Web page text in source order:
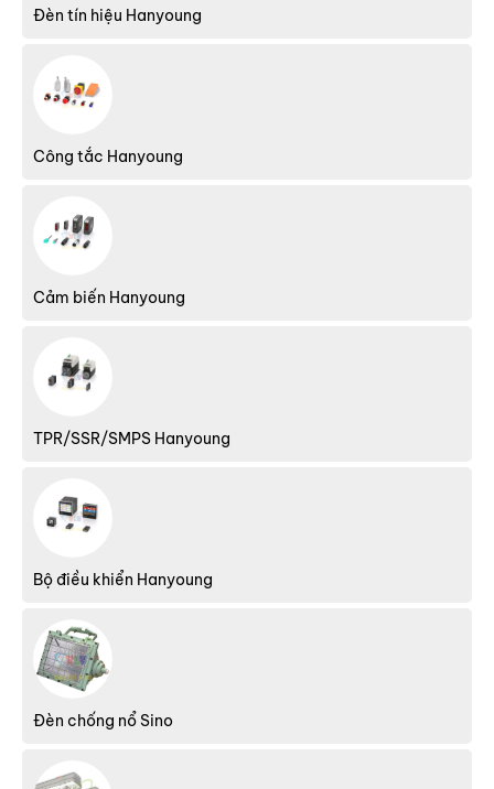
Đèn tín hiệu Hanyoung
Công tắc Hanyoung
Cảm biến Hanyoung
TPR/SSR/SMPS Hanyoung
Bộ điều khiển Hanyoung
Đèn chống nổ Sino